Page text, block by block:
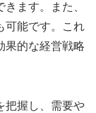
ます。また、
可能です。これ
果的な経営戦略
把握し、需要や